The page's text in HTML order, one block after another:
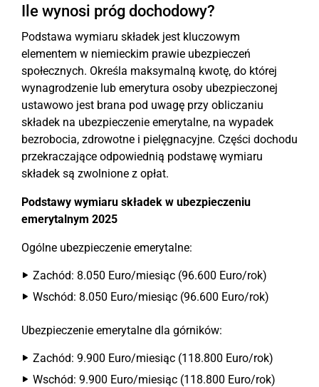
Ile wynosi próg dochodowy?
Podstawa wymiaru składek jest kluczowym
elementem w niemieckim prawie ubezpieczeń
społecznych. Określa maksymalną kwotę, do której
wynagrodzenie lub emerytura osoby ubezpieczonej
ustawowo jest brana pod uwagę przy obliczaniu
składek na ubezpieczenie emerytalne, na wypadek
bezrobocia, zdrowotne i pielęgnacyjne. Części dochodu
przekraczające odpowiednią podstawę wymiaru
składek są zwolnione z opłat.
Podstawy wymiaru składek w ubezpieczeniu
emerytalnym 2025
Ogólne ubezpieczenie emerytalne:
Zachód: 8.050 Euro/miesiąc (96.600 Euro/rok)
Wschód: 8.050 Euro/miesiąc (96.600 Euro/rok)
Ubezpieczenie emerytalne dla górników:
Zachód: 9.900 Euro/miesiąc (118.800 Euro/rok)
Wschód: 9.900 Euro/miesiąc (118.800 Euro/rok)